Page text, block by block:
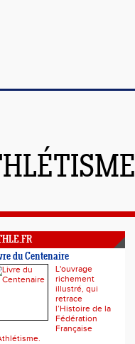
du Centenaire
L'ouvrage
richement
illustré, qui
retrace
l’Histoire de la
Fédération
Française